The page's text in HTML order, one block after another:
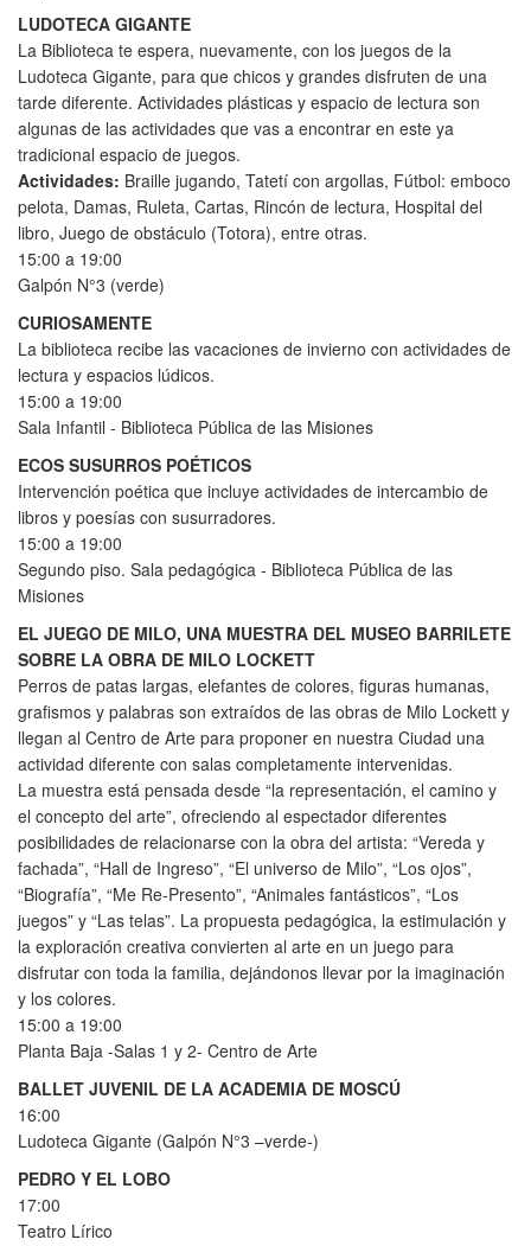
LUDOTECA GIGANTE
La Biblioteca te espera, nuevamente, con los juegos de la
Ludoteca Gigante, para que chicos y grandes disfruten de una
tarde diferente. Actividades plásticas y espacio de lectura son
algunas de las actividades que vas a encontrar en este ya
tradicional espacio de juegos.
Actividades: Braille jugando, Tatetí con argollas, Fútbol: emboco
pelota, Damas, Ruleta, Cartas, Rincón de lectura, Hospital del
libro, Juego de obstáculo (Totora), entre otras.
15:00 a 19:00
Galpón N°3 (verde)
CURIOSAMENTE
La biblioteca recibe las vacaciones de invierno con actividades de
lectura y espacios lúdicos.
15:00 a 19:00
Sala Infantil - Biblioteca Pública de las Misiones
ECOS SUSURROS POÉTICOS
Intervención poética que incluye actividades de intercambio de
libros y poesías con susurradores.
15:00 a 19:00
Segundo piso. Sala pedagógica - Biblioteca Pública de las
Misiones
EL JUEGO DE MILO, UNA MUESTRA DEL MUSEO BARRILETE
SOBRE LA OBRA DE MILO LOCKETT
Perros de patas largas, elefantes de colores, figuras humanas,
grafismos y palabras son extraídos de las obras de Milo Lockett y
llegan al Centro de Arte para proponer en nuestra Ciudad una
actividad diferente con salas completamente intervenidas.
La muestra está pensada desde “la representación, el camino y
el concepto del arte”, ofreciendo al espectador diferentes
posibilidades de relacionarse con la obra del artista: “Vereda y
fachada”, “Hall de Ingreso”, “El universo de Milo”, “Los ojos”,
“Biografía”, “Me Re-Presento”, “Animales fantásticos”, “Los
juegos” y “Las telas”. La propuesta pedagógica, la estimulación y
la exploración creativa convierten al arte en un juego para
disfrutar con toda la familia, dejándonos llevar por la imaginación
y los colores.
15:00 a 19:00
Planta Baja -Salas 1 y 2- Centro de Arte
BALLET JUVENIL DE LA ACADEMIA DE MOSCÚ
16:00
Ludoteca Gigante (Galpón N°3 –verde-)
PEDRO Y EL LOBO
17:00
Teatro Lírico